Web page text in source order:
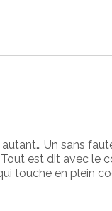
Un sans
est dit avec le
touche en plein